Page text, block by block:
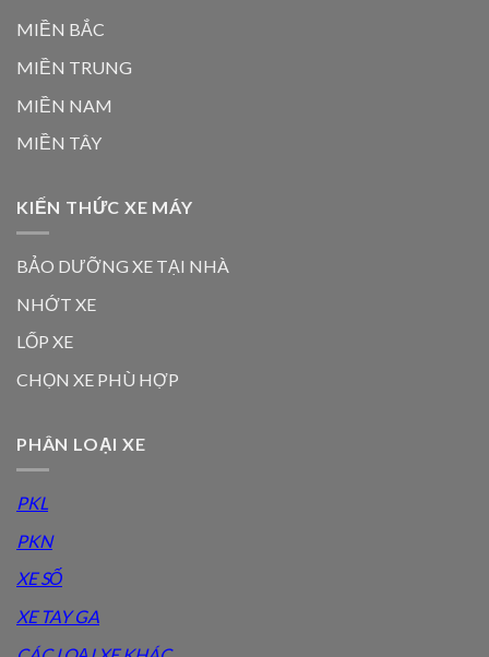
MIỀN BẮC
MIỀN TRUNG
MIỀN NAM
MIỀN TÂY
KIẾN THỨC XE MÁY
BẢO DƯỠNG XE TẠI NHÀ
NHỚT XE
LỐP XE
CHỌN XE PHÙ HỢP
PHÂN LOẠI XE
PKL
PKN
XE SỐ
XE TAY GA